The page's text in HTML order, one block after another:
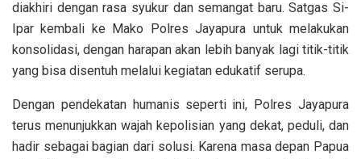
diakhiri dengan rasa syukur dan semangat baru. Satgas Si-
Ipar kembali ke Mako Polres Jayapura untuk melakukan
konsolidasi, dengan harapan akan lebih banyak lagi titik-titik
yang bisa disentuh melalui kegiatan edukatif serupa.
Dengan pendekatan humanis seperti ini, Polres Jayapura
terus menunjukkan wajah kepolisian yang dekat, peduli, dan
hadir sebagai bagian dari solusi. Karena masa depan Papua